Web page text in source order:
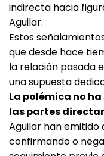
indirecta hacia
Aguilar.
Estos
que desde hace
la relación pasada
una supuesta
La polémica no
las partes
Aguilar han
confirmando o